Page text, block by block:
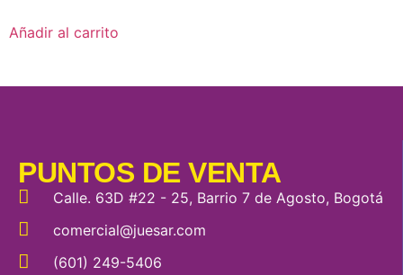
Añadir al carrito
PUNTOS DE VENTA
Calle. 63D #22 - 25, Barrio 7 de Agosto, Bogotá
comercial@juesar.com
(601) 249-5406